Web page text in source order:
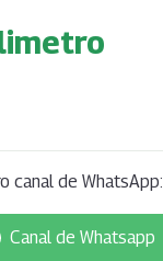
canal de WhatsApp:
Canal de Whatsapp